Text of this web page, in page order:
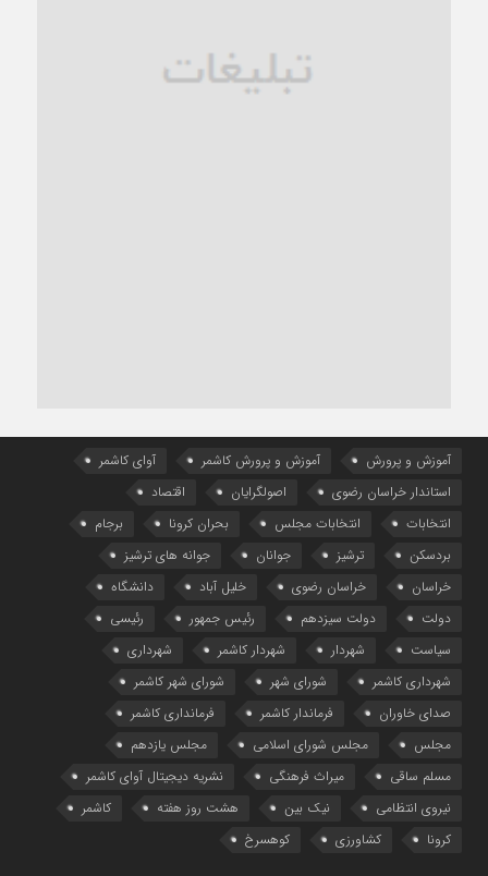
آموزش و پرورش آموزش و پرورش کاشمر
آوای کاشمر
استاندار خراسان رضوی
اصولگرایان
اقتصاد
انتخابات
انتخابات مجلس بحران کرونا
برجام
بردسکن
ترشیز جوانان
جوانه های ترشیز
خراسان
خراسان رضوی خلیل آباد
دانشگاه
دولت
دولت سیزدهم رئیس جمهور
رئیسی
سیاست
شهردار شهردار کاشمر
شهرداری
شهرداری کاشمر
شورای شهر
شورای شهر کاشمر
صدای خاوران
فرماندار کاشمر
فرمانداری کاشمر
مجلس
مجلس شورای اسلامی
مجلس یازدهم
مسلم ساقی
میراث فرهنگی
نشریه دیجیتال آوای کاشمر
نیروی انتظامی
نیک بین هشت روز هفته
کاشمر
کرونا
کشاورزی کوهسرخ